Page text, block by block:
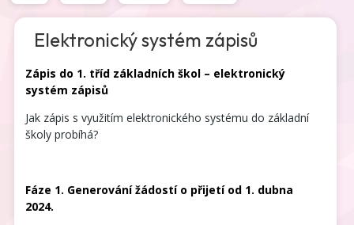
Elektronický systém zápisů
Zápis do 1. tříd základních škol – elektronický
systém zápisů
Jak zápis s využitím elektronického systému do základní
školy probíhá?
Fáze 1. Generování žádostí o přijetí od 1. dubna
2024.